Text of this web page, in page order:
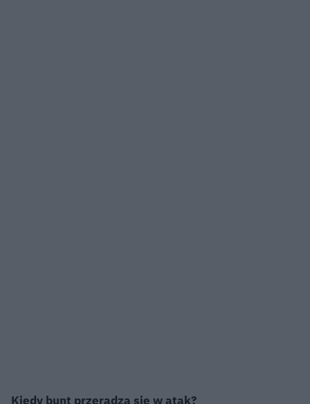
Kiedy bunt przeradza się w atak?